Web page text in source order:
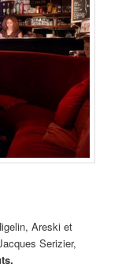
Areski et
Serizier,